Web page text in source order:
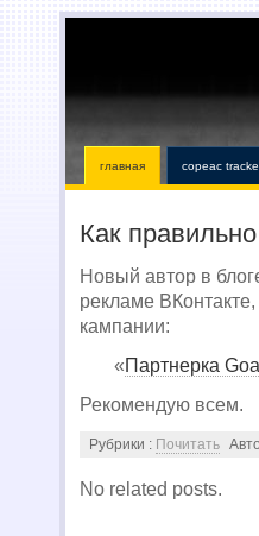
главная copeac
Как
Новый автор в
рекламе
кампании:
«Партнерка
Рекомендую всем.
Рубрики : Почитать
No related posts.